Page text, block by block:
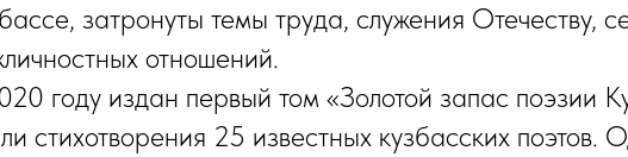
затронуты темы труда, служения Отечеству,
отношений.
году издан первый том «Золотой запас поэзии
стихотворения 25 известных кузбасских поэтов.